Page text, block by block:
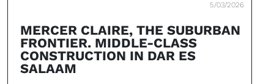
5/03/2026
MERCER CLAIRE, THE SUBURBAN
FRONTIER. MIDDLE-CLASS
CONSTRUCTION IN DAR ES
SALAAM